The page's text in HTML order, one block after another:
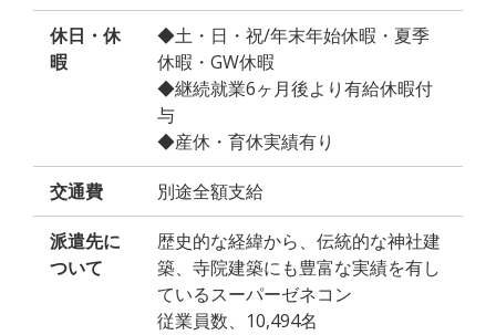
休日・休
暇
◆土・日・祝/年末年始休暇・夏季
休暇・GW休暇
◆継続就業6ヶ月後より有給休暇付
与
◆産休・育休実績有り
交通費 別途全額支給
派遣先に
ついて
歴史的な経緯から、伝統的な神社建
築、寺院建築にも豊富な実績を有し
ているスーパーゼネコン
従業員数、10,494名